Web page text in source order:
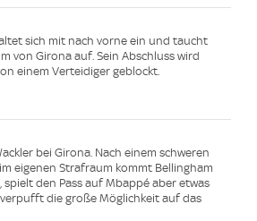
sich mit nach vorne ein und taucht
von Girona auf. Sein Abschluss wird
einem Verteidiger geblockt.
bei Girona. Nach einem schweren
eigenen Strafraum kommt Bellingham
spielt den Pass auf Mbappé aber etwas
verpufft die große Möglichkeit auf das